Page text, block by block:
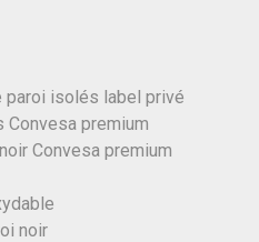
paroi isolés label privé
Convesa premium
Convesa premium
noir